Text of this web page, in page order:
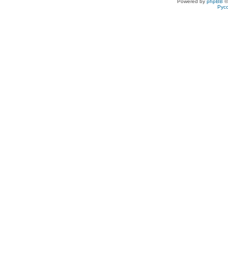
Powered by phpBB